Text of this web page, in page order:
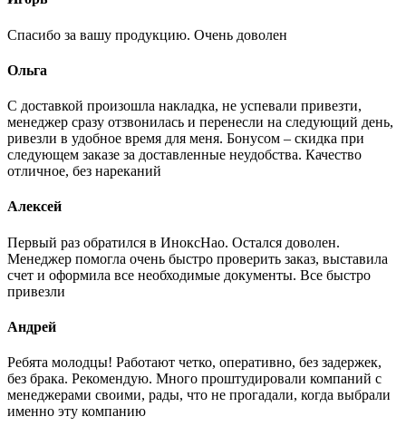
Спасибо за вашу продукцию. Очень доволен
Ольга
С доставкой произошла накладка, не успевали привезти,
менеджер сразу отзвонилась и перенесли на следующий день,
ривезли в удобное время для меня. Бонусом – скидка при
следующем заказе за доставленные неудобства. Качество
отличное, без нареканий
Алексей
Первый раз обратился в ИноксНао. Остался доволен.
Менеджер помогла очень быстро проверить заказ, выставила
счет и оформила все необходимые документы. Все быстро
привезли
Андрей
Ребята молодцы! Работают четко, оперативно, без задержек,
без брака. Рекомендую. Много проштудировали компаний с
менеджерами своими, рады, что не прогадали, когда выбрали
именно эту компанию